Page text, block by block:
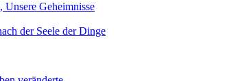
Geheimnisse
der Seele der Dinge